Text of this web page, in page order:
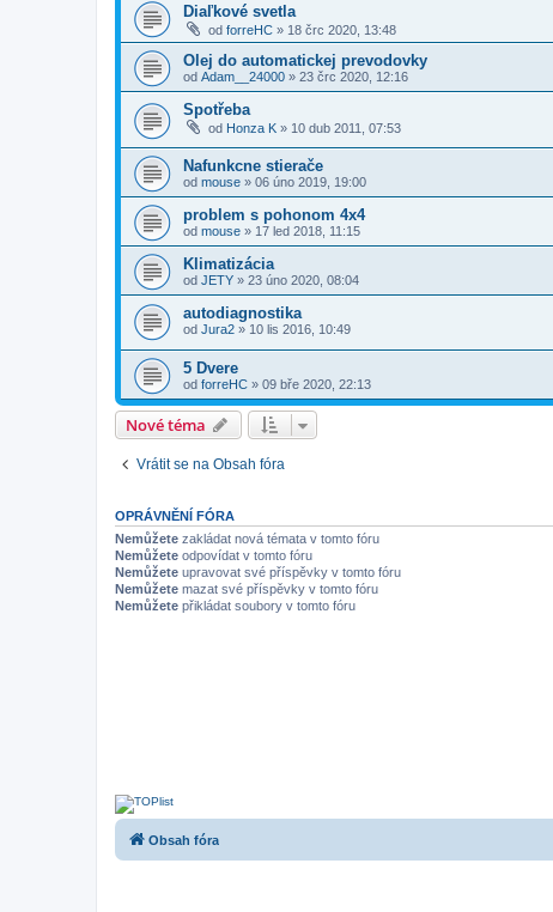
Diaľkové svetla
od forreHC » 18 črc 2020, 13:48
Olej do automatickej prevodovky
od Adam__24000 » 23 črc 2020, 12:16
Spotřeba
od Honza K » 10 dub 2011, 07:53
Nafunkcne stierače
od mouse » 06 úno 2019, 19:00
problem s pohonom 4x4
od mouse » 17 led 2018, 11:15
Klimatizácia
od JETY » 23 úno 2020, 08:04
autodiagnostika
od Jura2 » 10 lis 2016, 10:49
5 Dvere
od forreHC » 09 bře 2020, 22:13
Nové téma
Vrátit se na Obsah fóra
OPRÁVNĚNÍ FÓRA
Nemůžete zakládat nová témata v tomto fóru
Nemůžete odpovídat v tomto fóru
Nemůžete upravovat své příspěvky v tomto fóru
Nemůžete mazat své příspěvky v tomto fóru
Nemůžete přikládat soubory v tomto fóru
Obsah fóra